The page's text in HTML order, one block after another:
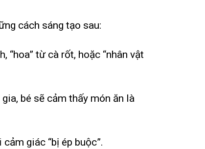
cách sáng tạo sau:
“hoa” từ cà rốt, hoặc “nhân vật
bé sẽ cảm thấy món ăn là
giác “bị ép buộc”.